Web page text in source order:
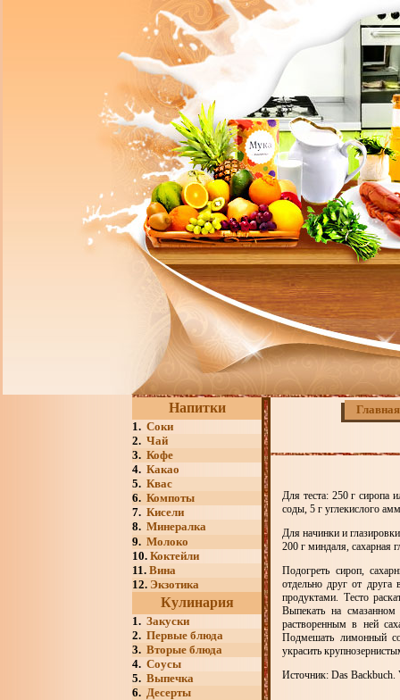
Напитки
1. Соки
2. Чай
3. Кофе
4. Какао
5. Квас
6. Компоты
7. Кисели
8. Минералка
9. Молоко
10. Коктейли
11. Вина
12. Экзотика
Кулинария
1. Закуски
2. Первые блюда
3. Вторые блюда
4. Соусы
5. Выпечка
6. Десерты
Главная
Для теста: 250 г сиропа
соды, 5 г углекислого
Для начинки и
200 г миндаля, сахарная
Подогреть сироп,
отдельно друг от
продуктами. Тесто
Выпекать на
растворенным в ней
Подмешать лимонный
украсить
Источник: Das Backbuch.